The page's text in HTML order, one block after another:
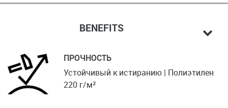
BENEFITS
ПРОЧНОСТЬ
Устойчивый к истиранию | Полиэтилен
220 г/м²